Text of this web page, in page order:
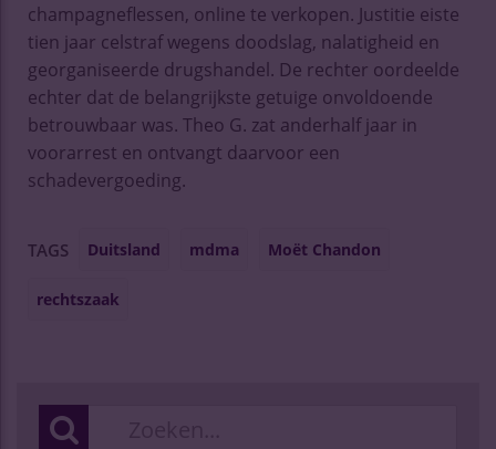
champagneflessen, online te verkopen. Justitie eiste
tien jaar celstraf wegens doodslag, nalatigheid en
georganiseerde drugshandel. De rechter oordeelde
echter dat de belangrijkste getuige onvoldoende
betrouwbaar was. Theo G. zat anderhalf jaar in
voorarrest en ontvangt daarvoor een
schadevergoeding.
TAGS Duitsland mdma Moët Chandon
rechtszaak